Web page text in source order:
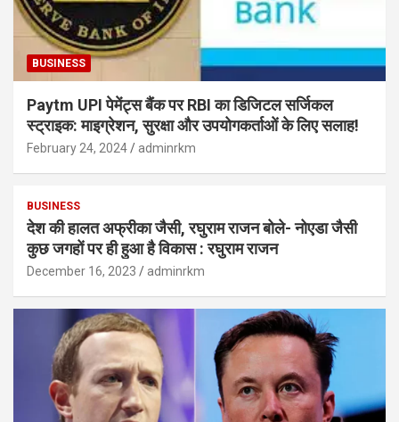
BUSINESS
Paytm UPI पेमेंट्स बैंक पर RBI का डिजिटल सर्जिकल
स्ट्राइक: माइग्रेशन, सुरक्षा और उपयोगकर्ताओं के लिए सलाह!
February 24, 2024 adminrkm
BUSINESS
देश की हालत अफ्रीका जैसी, रघुराम राजन बोले- नोएडा जैसी
कुछ जगहों पर ही हुआ है विकास : रघुराम राजन
December 16, 2023 adminrkm